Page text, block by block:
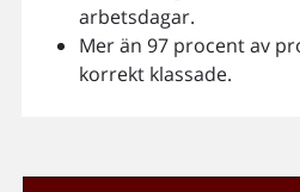
arbetsdagar.
Mer än 97 procent av
korrekt klassade.